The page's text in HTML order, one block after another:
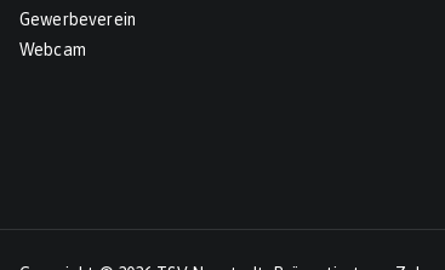
Gewerbeverein
Webcam